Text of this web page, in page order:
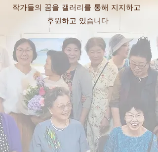
​작가들의 꿈을 갤러리를 통해 지지하고
후원하고 있습니다